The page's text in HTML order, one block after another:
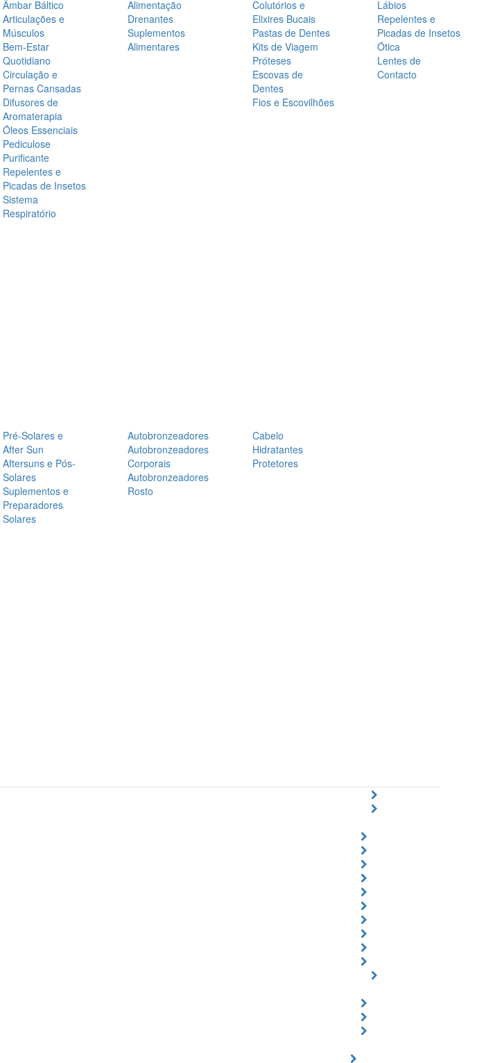
Âmbar Báltico
Articulações e
Músculos
Bem-Estar
Quotidiano
Circulação e
Pernas Cansadas
Difusores de
Aromaterapia
Óleos Essenciais
Pediculose
Purificante
Repelentes e
Picadas de Insetos
Sistema
Respiratório
Alimentação
Drenantes
Suplementos
Alimentares
Colutórios e
Elixires Bucais
Pastas de Dentes
Kits de Viagem
Próteses
Escovas de
Dentes
Fios e Escovilhões
Lábios
Repelentes e
Picadas de Insetos
Ótica
Lentes de
Contacto
Pré-Solares e
After Sun
Aftersuns e Pós-
Solares
Suplementos e
Preparadores
Solares
Autobronzeadores
Autobronzeadores
Corporais
Autobronzeadores
Rosto
Cabelo
Hidratantes
Protetores